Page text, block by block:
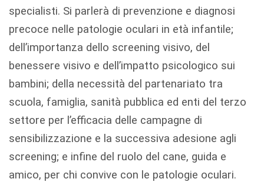
specialisti. Si parlerà di prevenzione e diagnosi
precoce nelle patologie oculari in età infantile;
dell’importanza dello screening visivo, del
benessere visivo e dell’impatto psicologico sui
bambini; della necessità del partenariato tra
scuola, famiglia, sanità pubblica ed enti del terzo
settore per l’efficacia delle campagne di
sensibilizzazione e la successiva adesione agli
screening; e infine del ruolo del cane, guida e
amico, per chi convive con le patologie oculari.